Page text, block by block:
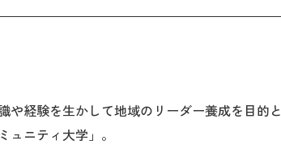
経験を生かして地域のリーダー養成を目的
ニティ大学」。